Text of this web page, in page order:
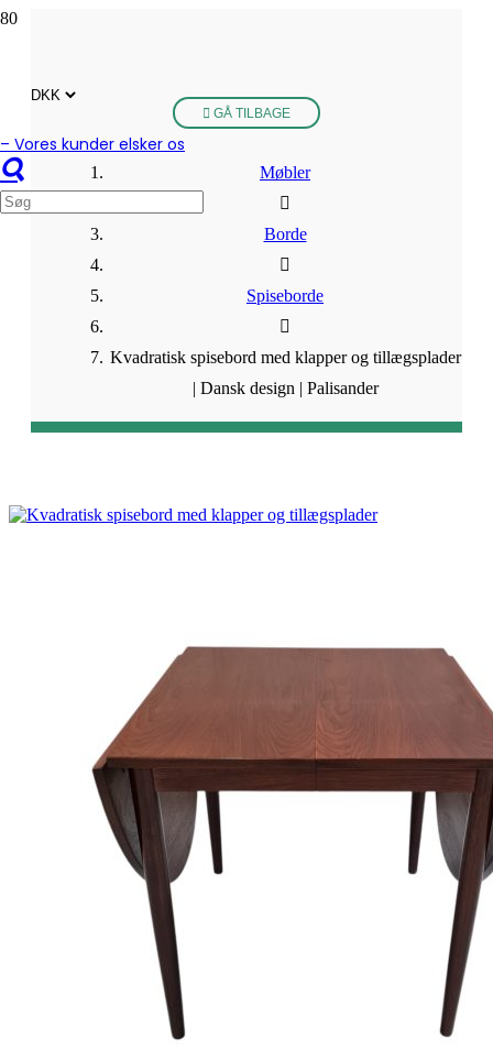
– Vores kunder elsker os
GÅ TILBAGE
Møbler
Borde
Spiseborde
Kvadratisk spisebord med klapper og tillægsplader
| Dansk design | Palisander